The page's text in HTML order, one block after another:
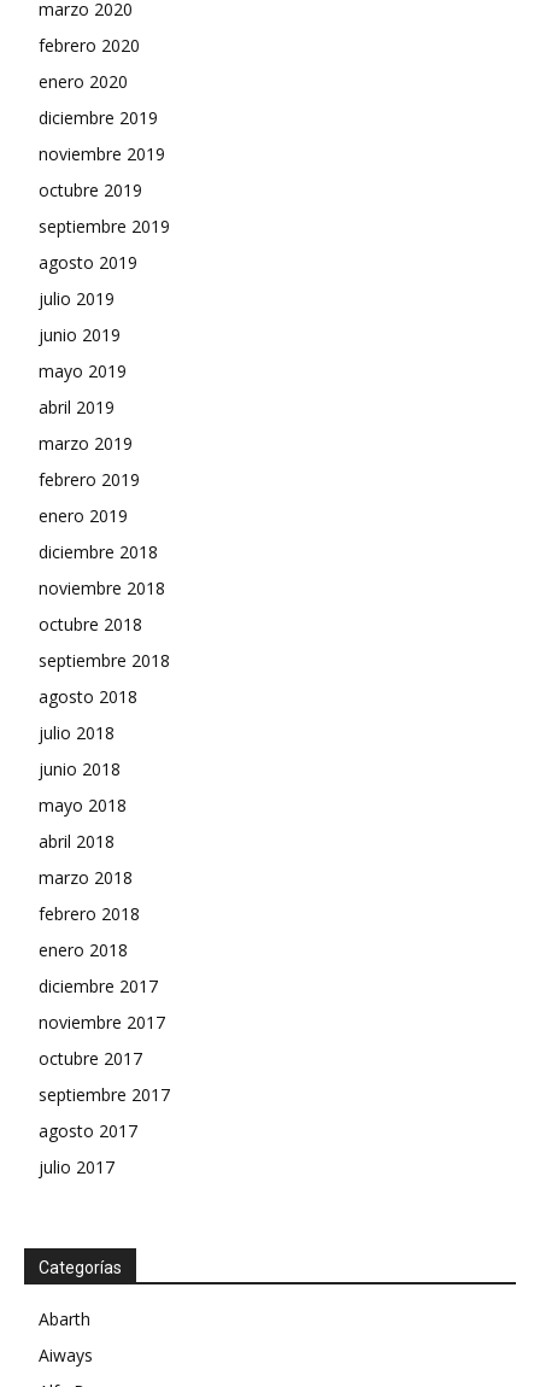
marzo 2020
febrero 2020
enero 2020
diciembre 2019
noviembre 2019
octubre 2019
septiembre 2019
agosto 2019
julio 2019
junio 2019
mayo 2019
abril 2019
marzo 2019
febrero 2019
enero 2019
diciembre 2018
noviembre 2018
octubre 2018
septiembre 2018
agosto 2018
julio 2018
junio 2018
mayo 2018
abril 2018
marzo 2018
febrero 2018
enero 2018
diciembre 2017
noviembre 2017
octubre 2017
septiembre 2017
agosto 2017
julio 2017
Categorías
Abarth
Aiways